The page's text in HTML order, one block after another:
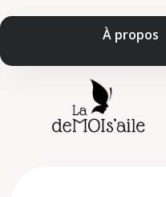
À propos